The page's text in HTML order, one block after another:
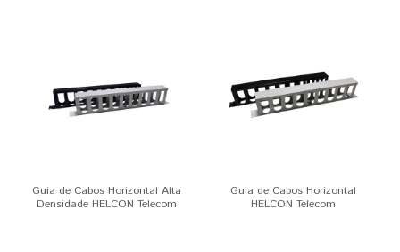
Guia de Cabos Horizontal Alta
Densidade HELCON Telecom
Guia de Cabos Horizontal
HELCON Telecom